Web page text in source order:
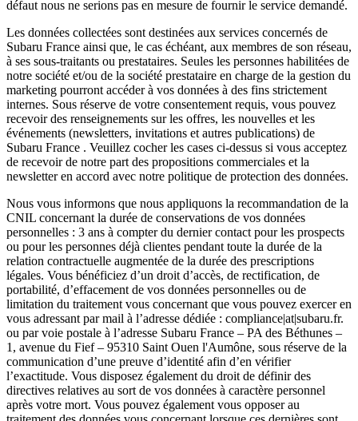
défaut nous ne serions pas en mesure de fournir le service demandé.
Les données collectées sont destinées aux services concernés de
Subaru France ainsi que, le cas échéant, aux membres de son réseau,
à ses sous-traitants ou prestataires. Seules les personnes habilitées de
notre société et/ou de la société prestataire en charge de la gestion du
marketing pourront accéder à vos données à des fins strictement
internes. Sous réserve de votre consentement requis, vous pouvez
recevoir des renseignements sur les offres, les nouvelles et les
événements (newsletters, invitations et autres publications) de
Subaru France . Veuillez cocher les cases ci-dessus si vous acceptez
de recevoir de notre part des propositions commerciales et la
newsletter en accord avec notre politique de protection des données.
Nous vous informons que nous appliquons la recommandation de la
CNIL concernant la durée de conservations de vos données
personnelles : 3 ans à compter du dernier contact pour les prospects
ou pour les personnes déjà clientes pendant toute la durée de la
relation contractuelle augmentée de la durée des prescriptions
légales. Vous bénéficiez d’un droit d’accès, de rectification, de
portabilité, d’effacement de vos données personnelles ou de
limitation du traitement vous concernant que vous pouvez exercer en
vous adressant par mail à l’adresse dédiée : compliance|at|subaru.fr.
ou par voie postale à l’adresse Subaru France – PA des Béthunes –
1, avenue du Fief – 95310 Saint Ouen l'Aumône, sous réserve de la
communication d’une preuve d’identité afin d’en vérifier
l’exactitude. Vous disposez également du droit de définir des
directives relatives au sort de vos données à caractère personnel
après votre mort. Vous pouvez également vous opposer au